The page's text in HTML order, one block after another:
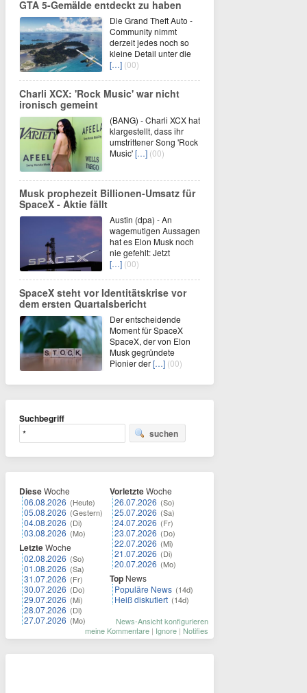
GTA 5-Gemälde entdeckt zu haben
Die Grand Theft Auto -
Community nimmt
derzeit jedes noch so
kleine Detail unter die
[…] (00)
Charli XCX: 'Rock Music' war nicht
ironisch gemeint
(BANG) - Charli XCX hat
klargestellt, dass ihr
umstrittener Song 'Rock
Music'[…] (00)
Musk prophezeit Billionen-Umsatz für
SpaceX - Aktie fällt
Austin (dpa) - An
wagemutigen Aussagen
hat es Elon Musk noch
nie gefehlt: Jetzt
[…] (00)
SpaceX steht vor Identitätskrise vor
dem ersten Quartalsbericht
Der entscheidende
Moment für SpaceX
SpaceX, der von Elon
Musk gegründete
Pionier der[…] (00)
Suchbegriff
suchen
DieseWoche
06.08.2026 (Heute)
05.08.2026 (Gestern)
04.08.2026 (Di)
03.08.2026 (Mo)
LetzteWoche
02.08.2026 (So)
01.08.2026 (Sa)
31.07.2026 (Fr)
30.07.2026 (Do)
29.07.2026 (Mi)
28.07.2026 (Di)
27.07.2026 (Mo)
VorletzteWoche
26.07.2026 (So)
25.07.2026 (Sa)
24.07.2026 (Fr)
23.07.2026 (Do)
22.07.2026 (Mi)
21.07.2026 (Di)
20.07.2026 (Mo)
Top News
Populäre News (14d)
Heiß diskutiert (14d)
News-Ansicht konfigurieren
meine Kommentare | Ignore | Notifies